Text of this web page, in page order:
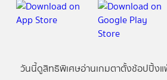
วันนี้ดูสิทธิพิเศษอ่านเกมตาตั้งช้อปปิ้ง